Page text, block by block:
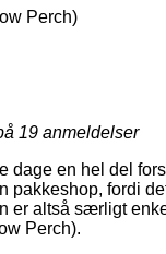
Perch)
19 anmeldelser
dage en hel del
pakkeshop, fordi
er altså særligt
Perch).